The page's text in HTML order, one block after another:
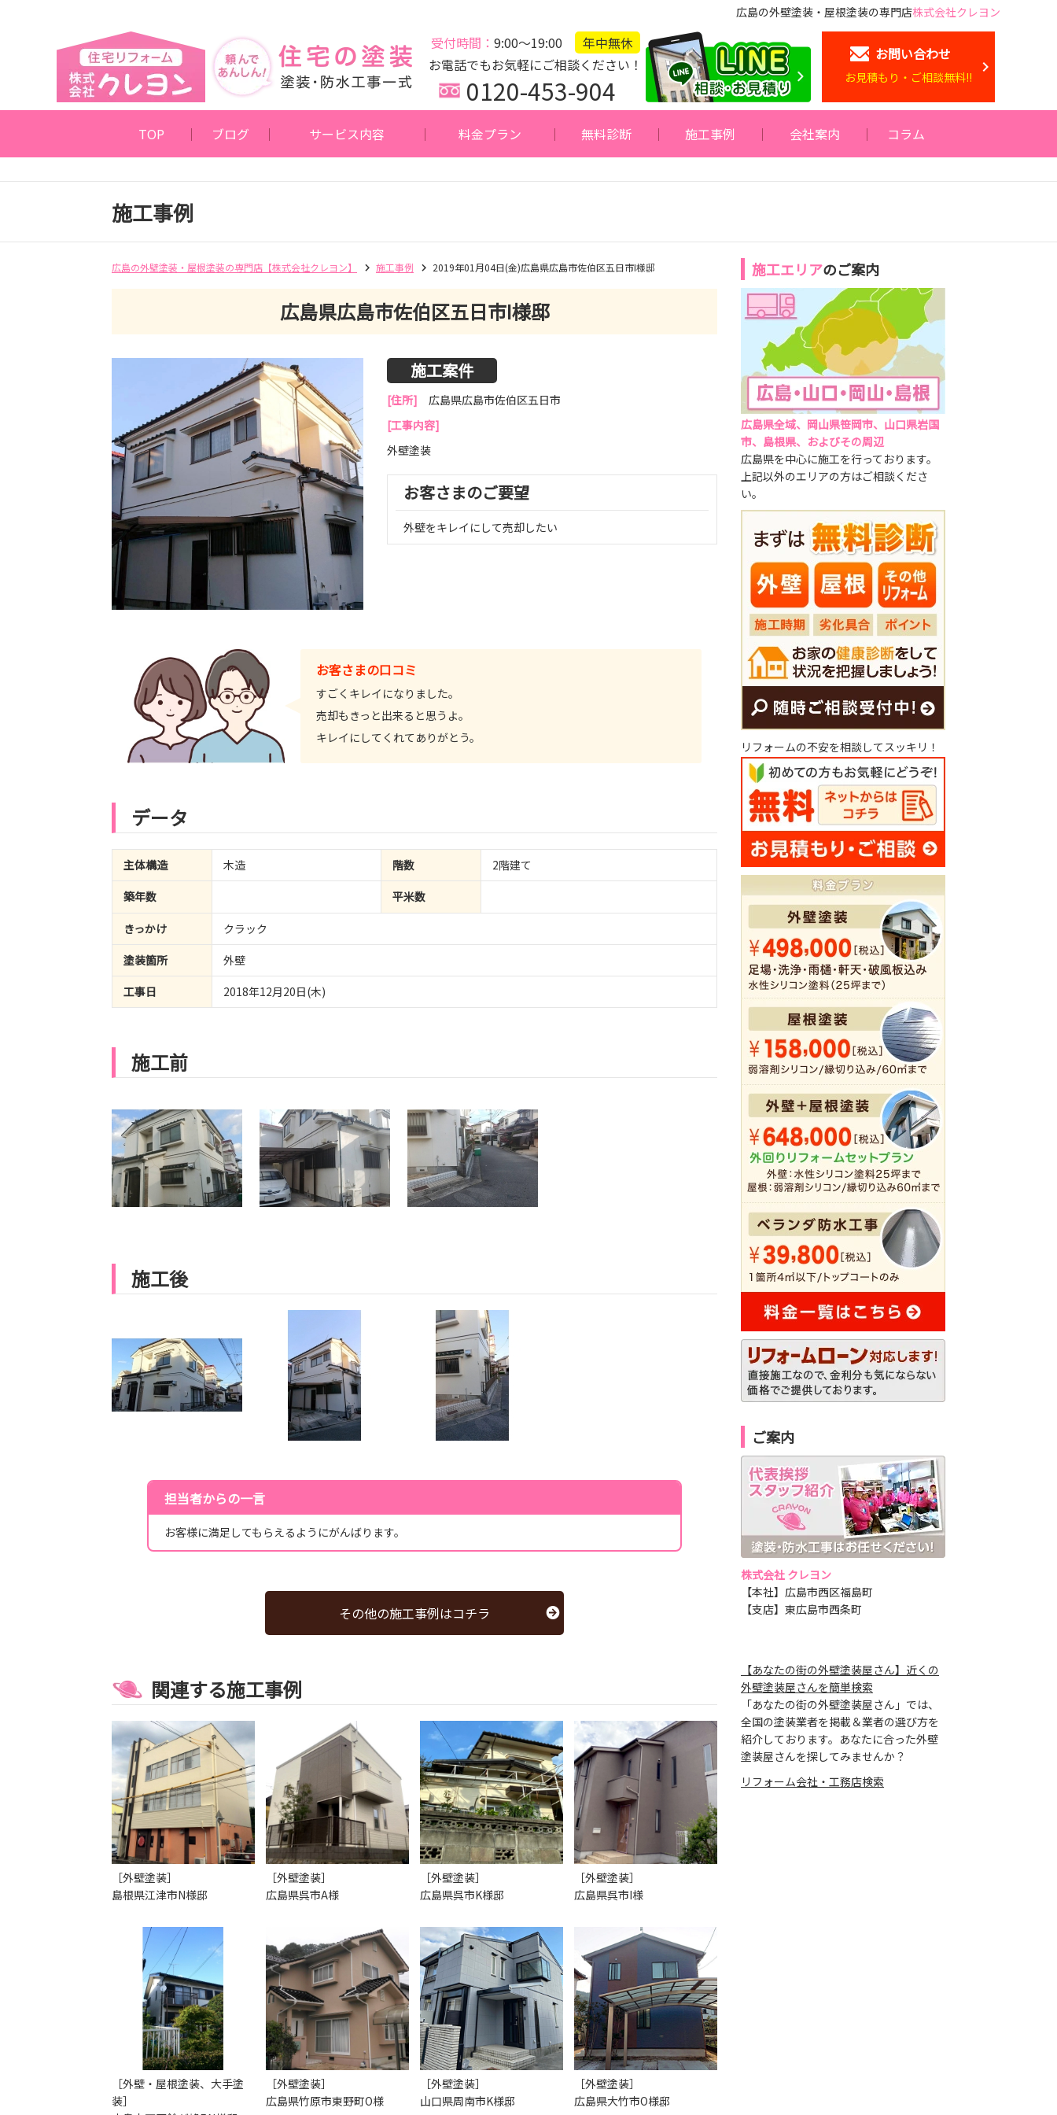
広島の外壁塗装・屋根塗装の専門店株式会社クレヨン
受付時間： 9:00～19:00
年中無休
お電話でもお気軽にご相談ください！
0120-453-904
お問い合わせ
お見積もり・ご相談無料!!
TOP ブログ サービス内容 料金プラン 無料診断 施工事例 会社案内 コラム
施工事例
広島の外壁塗装・屋根塗装の専門店【株式会社クレヨン】 施工事例 2019年01月04日(金)広島県広島市佐伯区五日市I様邸
広島県広島市佐伯区五日市I様邸
施工案件
[住所]
広島県広島市佐伯区五日市
[工事内容]
外壁塗装
お客さまのご要望
外壁をキレイにして売却したい
お客さまの口コミ
すごくキレイになりました。
売却もきっと出来ると思うよ。
キレイにしてくれてありがとう。
データ
主体構造 木造 階数
2階建て
築年数
平米数
きっかけ
クラック
塗装箇所
外壁
工事日
2018年12月20日(木)
施工前
施工後
担当者からの一言
お客様に満足してもらえるようにがんばります。
その他の施工事例はコチラ
関連する施工事例
［外壁塗装］
島根県江津市N様邸
［外壁塗装］
広島県呉市A様
［外壁塗装］
広島県呉市K様邸
［外壁塗装］
広島県呉市I様
［外壁・屋根塗装、大手塗
装］
［外壁塗装］
広島県竹原市東野町O様
［外壁塗装］
山口県周南市K様邸
［外壁塗装］
広島県大竹市O様邸
施工エリアのご案内
広島県全域、岡山県笹岡市、山口県岩国
市、島根県、およびその周辺
広島県を中心に施工を行っております。
上記以外のエリアの方はご相談くださ
い。
リフォームの不安を相談してスッキリ！
ご案内
株式会社 クレヨン
【本社】広島市西区福島町
【支店】東広島市西条町
【あなたの街の外壁塗装屋さん】近くの
外壁塗装屋さんを簡単検索
「あなたの街の外壁塗装屋さん」では、
全国の塗装業者を掲載＆業者の選び方を
紹介しております。あなたに合った外壁
塗装屋さんを探してみませんか？
リフォーム会社・工務店検索